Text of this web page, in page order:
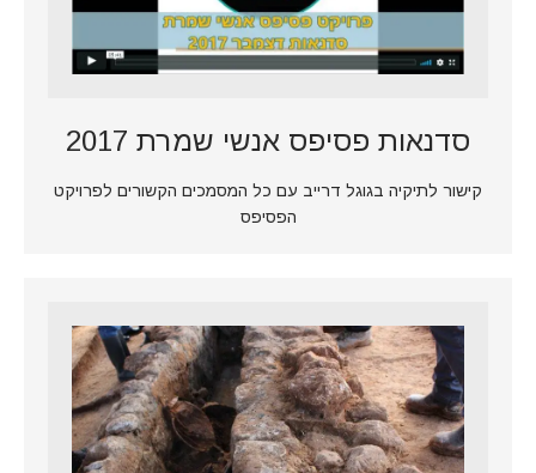
סדנאות פסיפס אנשי שמרת 2017
קישור לתיקיה בגוגל דרייב עם כל המסמכים הקשורים לפרויקט
הפסיפס